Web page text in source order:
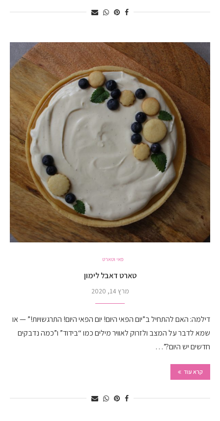
פאי וטארט
טארט דאבל לימון
מרץ 14, 2020
דילמה: האם להתחיל ב”יום הפאי היום! יום הפאי היום! התרגשויות!” — או
שמא לדבר על המצב ולזרוק לאוויר מילים כמו “בידוד” ו”כמה נדבקים
חדשים יש היום?”…
קרא עוד